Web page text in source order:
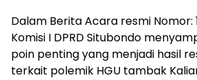
Dalam Berita Acara resmi Nomor:
Komisi I DPRD Situbondo
poin penting yang menjadi hasil
terkait polemik HGU tambak